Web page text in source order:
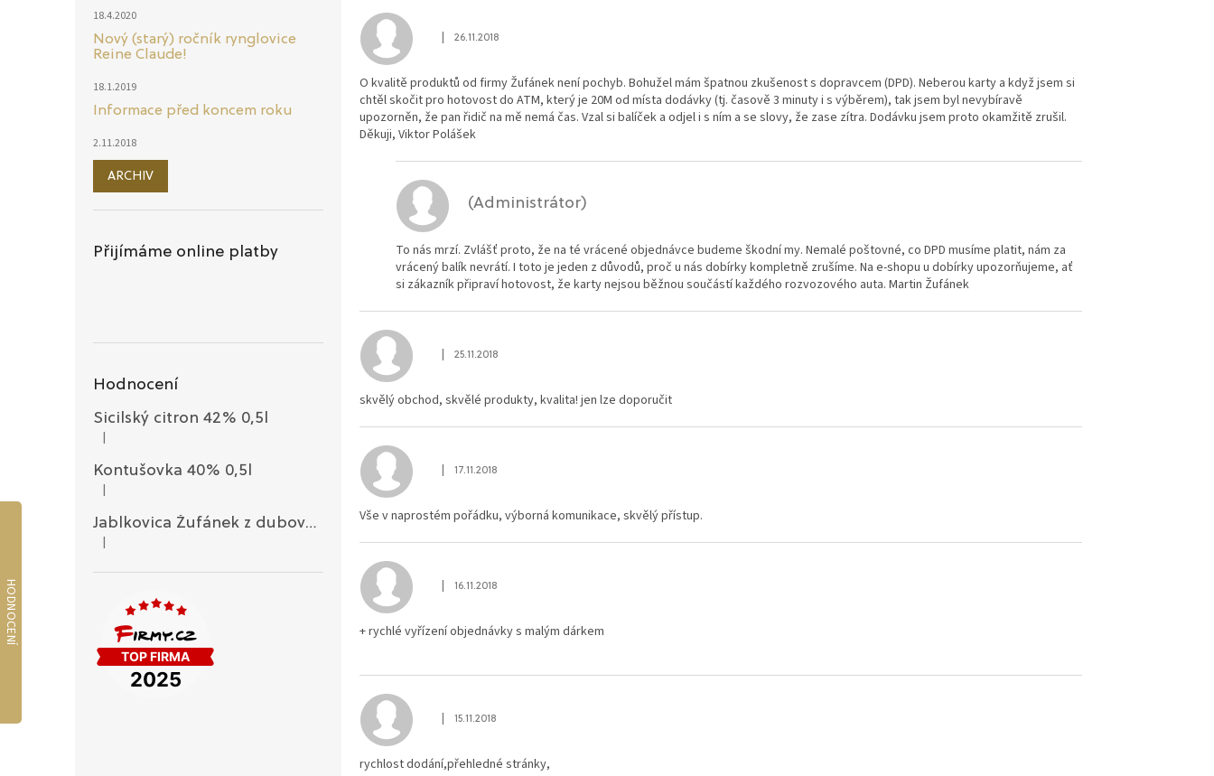
18.4.2020
Nový (starý) ročník rynglovice
Reine Claude!
18.1.2019
Informace před koncem roku
2.11.2018
ARCHIV
Přijímáme online platby
Hodnocení
Sicilský citron 42% 0,5l
Hodnocení produktu je 5 z 5 hvězdiček.
Kontušovka 40% 0,5l
Hodnocení produktu je 5 z 5 hvězdiček.
Jablkovica Žufánek z dubového sudu 45% 0,1l
Hodnocení produktu je 3 z 5 hvězdiček.
Hodnocení obchodu je 0 z 5 hvězdiček.
26.11.2018
O kvalitě produktů od firmy Žufánek není pochyb. Bohužel mám špatnou zkušenost s dopravcem (DPD). Neberou karty a když jsem si
chtěl skočit pro hotovost do ATM, který je 20M od místa dodávky (tj. časově 3 minuty i s výběrem), tak jsem byl nevybíravě
upozorněn, že pan řidič na mě nemá čas. Vzal si balíček a odjel i s ním a se slovy, že zase zítra. Dodávku jsem proto okamžitě zrušil.
Děkuji, Viktor Polášek
(Administrátor)
To nás mrzí. Zvlášť proto, že na té vrácené objednávce budeme škodní my. Nemalé poštovné, co DPD musíme platit, nám za
vrácený balík nevrátí. I toto je jeden z důvodů, proč u nás dobírky kompletně zrušíme. Na e-shopu u dobírky upozorňujeme, ať
si zákazník připraví hotovost, že karty nejsou běžnou součástí každého rozvozového auta. Martin Žufánek
Hodnocení obchodu je 5 z 5 hvězdiček.
25.11.2018
skvělý obchod, skvělé produkty, kvalita! jen lze doporučit
Hodnocení obchodu je 5 z 5 hvězdiček.
17.11.2018
Vše v naprostém pořádku, výborná komunikace, skvělý přístup.
Hodnocení obchodu je 5 z 5 hvězdiček.
16.11.2018
+ rychlé vyřízení objednávky s malým dárkem
Hodnocení obchodu je 5 z 5 hvězdiček.
15.11.2018
rychlost dodání,přehledné stránky,